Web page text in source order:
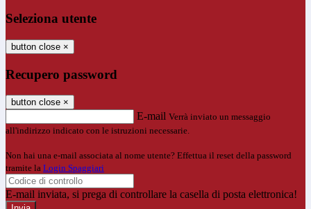
Seleziona utente
button close ×
Recupero password
button close ×
E-mail Verrà inviato un messaggio
all'indirizzo indicato con le istruzioni necessarie.
Non hai una e-mail associata al nome utente? Effettua il reset della password
tramite la Login Spaggiari
E-mail inviata, si prega di controllare la casella di posta elettronica!